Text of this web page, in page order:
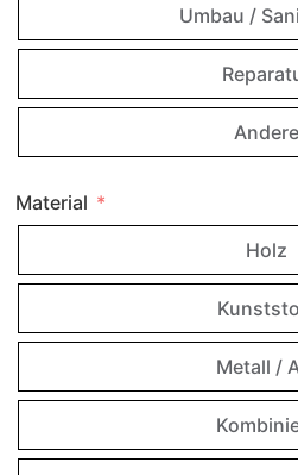
Umbau /
Andere
Material
Holz
Metall /